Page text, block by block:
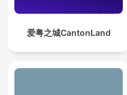
爱粤之城CantonLand